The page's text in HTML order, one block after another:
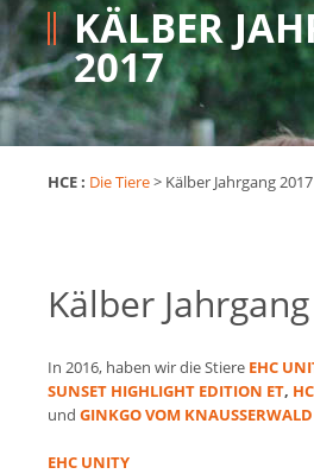
KÄLBER
2017
HCE : Die Tiere> Kälber Jahrgang 2017
Kälber
In 2016, haben wir die Stiere EHC
SUNSET HIGHLIGHT EDITION ET,
und GINKGO VOM KNAUSSERWALD
EHC UNITY